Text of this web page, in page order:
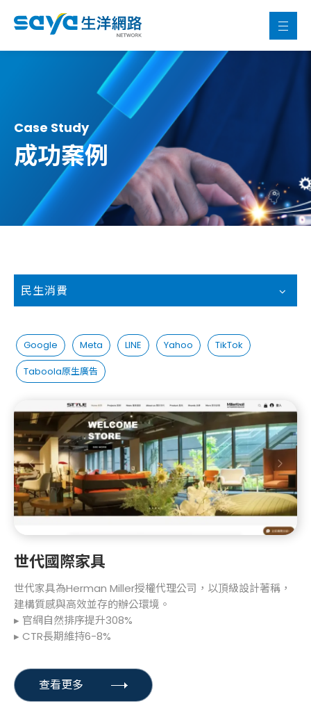
Case Study
成功案例
民生消費
Google Meta LINE Yahoo
TikTok
Taboola原生廣告
世代國際家具
世代家具為Herman Miller授權代理公司，以頂級設計著稱，
建構質感與高效並存的辦公環境。
▸ 官網自然排序提升308%
▸ CTR長期維持6-8%
查看更多